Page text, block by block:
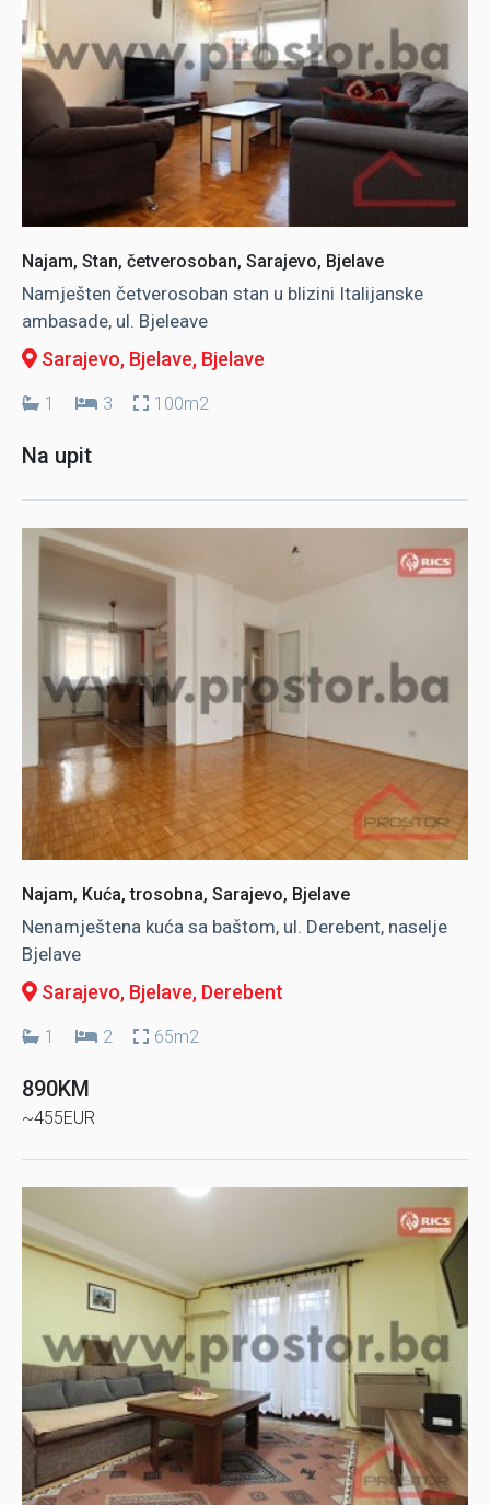
Najam, Stan, četverosoban, Sarajevo, Bjelave
Namješten četverosoban stan u blizini Italijanske
ambasade, ul. Bjeleave
Sarajevo, Bjelave, Bjelave
1 3 100m2
Na upit
Najam, Kuća, trosobna, Sarajevo, Bjelave
Nenamještena kuća sa baštom, ul. Derebent, naselje
Bjelave
Sarajevo, Bjelave, Derebent
1 2 65m2
890KM
~455EUR